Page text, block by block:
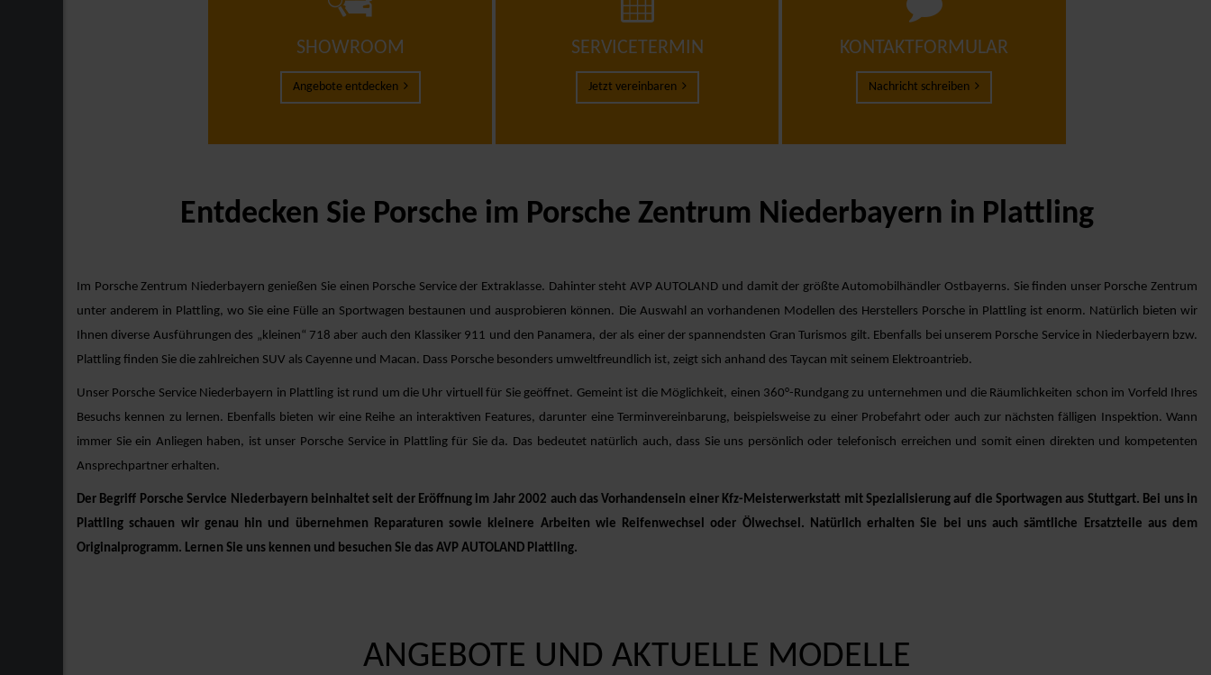
SHOWROOM
Angebote entdecken
SERVICETERMIN
Jetzt vereinbaren
KONTAKTFORMULAR
Nachricht schreiben
Entdecken Sie Porsche im Porsche Zentrum Niederbayern in Plattling
Im Porsche Zentrum Niederbayern genießen Sie einen Porsche Service der Extraklasse. Dahinter steht AVP AUTOLAND und damit der größte Automobilhändler Ostbayerns. Sie finden unser Porsche Zentrum
unter anderem in Plattling, wo Sie eine Fülle an Sportwagen bestaunen und ausprobieren können. Die Auswahl an vorhandenen Modellen des Herstellers Porsche in Plattling ist enorm. Natürlich bieten wir
Ihnen diverse Ausführungen des „kleinen“ 718 aber auch den Klassiker 911 und den Panamera, der als einer der spannendsten Gran Turismos gilt. Ebenfalls bei unserem Porsche Service in Niederbayern bzw.
Plattling finden Sie die zahlreichen SUV als Cayenne und Macan. Dass Porsche besonders umweltfreundlich ist, zeigt sich anhand des Taycan mit seinem Elektroantrieb.
Unser Porsche Service Niederbayern in Plattling ist rund um die Uhr virtuell für Sie geöffnet. Gemeint ist die Möglichkeit, einen 360°-Rundgang zu unternehmen und die Räumlichkeiten schon im Vorfeld Ihres
Besuchs kennen zu lernen. Ebenfalls bieten wir eine Reihe an interaktiven Features, darunter eine Terminvereinbarung, beispielsweise zu einer Probefahrt oder auch zur nächsten fälligen Inspektion. Wann
immer Sie ein Anliegen haben, ist unser Porsche Service in Plattling für Sie da. Das bedeutet natürlich auch, dass Sie uns persönlich oder telefonisch erreichen und somit einen direkten und kompetenten
Ansprechpartner erhalten.
Der Begriff Porsche Service Niederbayern beinhaltet seit der Eröffnung im Jahr 2002 auch das Vorhandensein einer Kfz-Meisterwerkstatt mit Spezialisierung auf die Sportwagen aus Stuttgart. Bei uns in
Plattling schauen wir genau hin und übernehmen Reparaturen sowie kleinere Arbeiten wie Reifenwechsel oder Ölwechsel. Natürlich erhalten Sie bei uns auch sämtliche Ersatzteile aus dem
Originalprogramm. Lernen Sie uns kennen und besuchen Sie das AVP AUTOLAND Plattling.
ANGEBOTE UND AKTUELLE MODELLE